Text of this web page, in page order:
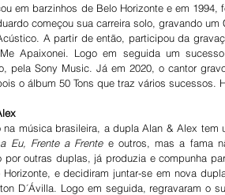
em barzinhos de Belo Horizonte e em
começou sua carreira solo, gravando
A partir de então, participou da
Apaixonei. Logo em seguida um
pela Sony Music. Já em 2020, o cantor
o álbum 50 Tons que traz vários sucessos.
na música brasileira, a dupla Alan & Alex
Eu, Frente a Frente e outros, mas a fama
por outras duplas, já produzia e compunha
Horizonte, e decidiram juntar-se em nova
D´Ávilla. Logo em seguida, regravaram o